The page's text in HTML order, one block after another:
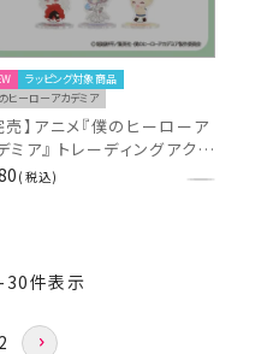
ラッピング対象商品
ヒーローアカデミア
売】アニメ『僕のヒーローア
ミア』 トレーディングアクリ
タンド 僕のヒーローアカデ
税込
- 30件表示
2